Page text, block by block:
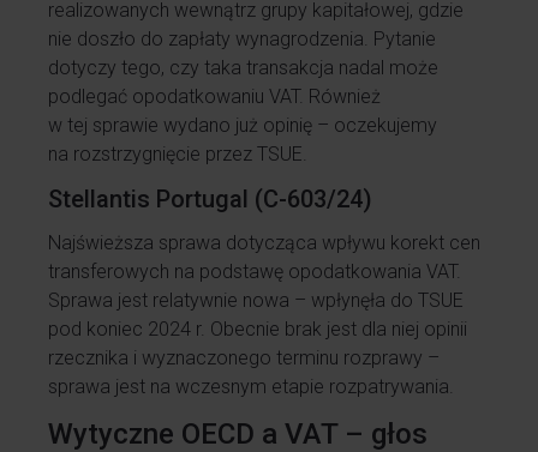
realizowanych wewnątrz grupy kapitałowej, gdzie
nie doszło do zapłaty wynagrodzenia. Pytanie
dotyczy tego, czy taka transakcja nadal może
podlegać opodatkowaniu VAT. Również
w tej sprawie wydano już opinię – oczekujemy
na rozstrzygnięcie przez TSUE.
Stellantis Portugal (C-603/24)
Najświeższa sprawa dotycząca wpływu korekt cen
transferowych na podstawę opodatkowania VAT.
Sprawa jest relatywnie nowa – wpłynęła do TSUE
pod koniec 2024 r. Obecnie brak jest dla niej opinii
rzecznika i wyznaczonego terminu rozprawy –
sprawa jest na wczesnym etapie rozpatrywania.
Wytyczne OECD a VAT – głos